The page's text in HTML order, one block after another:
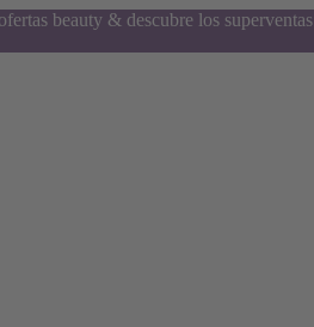
beauty & descubre los superventas